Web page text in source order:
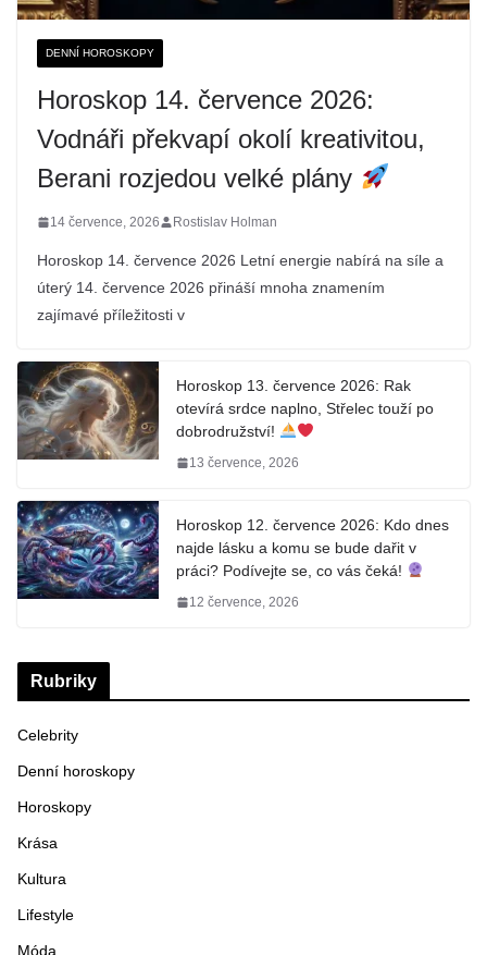
DENNÍ HOROSKOPY
Horoskop 14. července 2026:
Vodnáři překvapí okolí kreativitou,
Berani rozjedou velké plány
14 července, 2026 Rostislav Holman
Horoskop 14. července 2026 Letní energie nabírá na síle a
úterý 14. července 2026 přináší mnoha znamením
zajímavé příležitosti v
Horoskop 13. července 2026: Rak
otevírá srdce naplno, Střelec touží po
dobrodružství!
13 července, 2026
Horoskop 12. července 2026: Kdo dnes
najde lásku a komu se bude dařit v
práci? Podívejte se, co vás čeká!
12 července, 2026
Rubriky
Celebrity
Denní horoskopy
Horoskopy
Krása
Kultura
Lifestyle
Móda